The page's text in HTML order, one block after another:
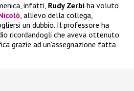
infatti, Rudy Zerbi ha voluto
, allievo della collega,
un dubbio. Il professore ha
ricordandogli che aveva ottenuto
grazie ad un’assegnazione fatta